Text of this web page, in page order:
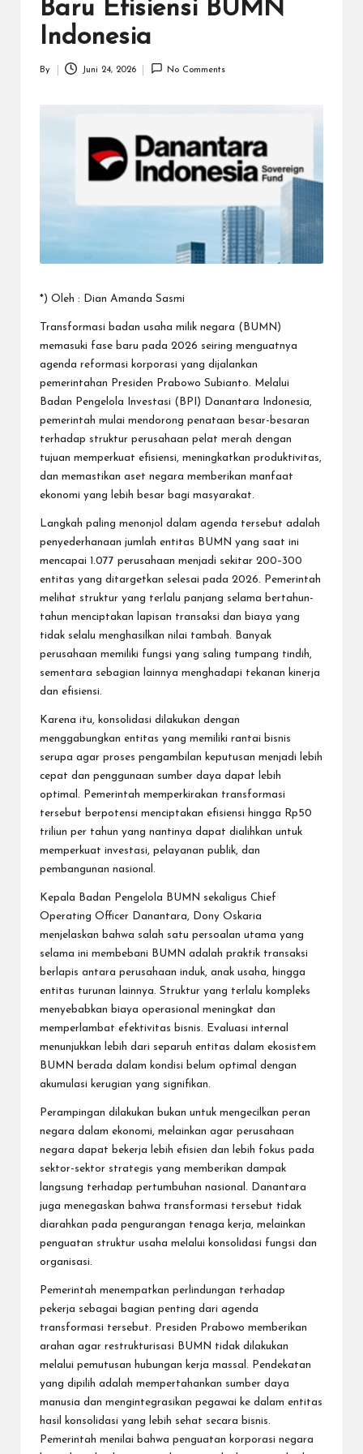
Baru Efisiensi BUMN
Indonesia
Posted
By Juni 24, 2026 No Comments
*) Oleh : Dian Amanda Sasmi
Transformasi badan usaha milik negara (BUMN)
memasuki fase baru pada 2026 seiring menguatnya
agenda reformasi korporasi yang dijalankan
pemerintahan Presiden Prabowo Subianto. Melalui
Badan Pengelola Investasi (BPI) Danantara Indonesia,
pemerintah mulai mendorong penataan besar-besaran
terhadap struktur perusahaan pelat merah dengan
tujuan memperkuat efisiensi, meningkatkan produktivitas,
dan memastikan aset negara memberikan manfaat
ekonomi yang lebih besar bagi masyarakat.
Langkah paling menonjol dalam agenda tersebut adalah
penyederhanaan jumlah entitas BUMN yang saat ini
mencapai 1.077 perusahaan menjadi sekitar 200–300
entitas yang ditargetkan selesai pada 2026. Pemerintah
melihat struktur yang terlalu panjang selama bertahun-
tahun menciptakan lapisan transaksi dan biaya yang
tidak selalu menghasilkan nilai tambah. Banyak
perusahaan memiliki fungsi yang saling tumpang tindih,
sementara sebagian lainnya menghadapi tekanan kinerja
dan efisiensi.
Karena itu, konsolidasi dilakukan dengan
menggabungkan entitas yang memiliki rantai bisnis
serupa agar proses pengambilan keputusan menjadi lebih
cepat dan penggunaan sumber daya dapat lebih
optimal. Pemerintah memperkirakan transformasi
tersebut berpotensi menciptakan efisiensi hingga Rp50
triliun per tahun yang nantinya dapat dialihkan untuk
memperkuat investasi, pelayanan publik, dan
pembangunan nasional.
Kepala Badan Pengelola BUMN sekaligus Chief
Operating Officer Danantara, Dony Oskaria
menjelaskan bahwa salah satu persoalan utama yang
selama ini membebani BUMN adalah praktik transaksi
berlapis antara perusahaan induk, anak usaha, hingga
entitas turunan lainnya. Struktur yang terlalu kompleks
menyebabkan biaya operasional meningkat dan
memperlambat efektivitas bisnis. Evaluasi internal
menunjukkan lebih dari separuh entitas dalam ekosistem
BUMN berada dalam kondisi belum optimal dengan
akumulasi kerugian yang signifikan.
Perampingan dilakukan bukan untuk mengecilkan peran
negara dalam ekonomi, melainkan agar perusahaan
negara dapat bekerja lebih efisien dan lebih fokus pada
sektor-sektor strategis yang memberikan dampak
langsung terhadap pertumbuhan nasional. Danantara
juga menegaskan bahwa transformasi tersebut tidak
diarahkan pada pengurangan tenaga kerja, melainkan
penguatan struktur usaha melalui konsolidasi fungsi dan
organisasi.
Pemerintah menempatkan perlindungan terhadap
pekerja sebagai bagian penting dari agenda
transformasi tersebut. Presiden Prabowo memberikan
arahan agar restrukturisasi BUMN tidak dilakukan
melalui pemutusan hubungan kerja massal. Pendekatan
yang dipilih adalah mempertahankan sumber daya
manusia dan mengintegrasikan pegawai ke dalam entitas
hasil konsolidasi yang lebih sehat secara bisnis.
Pemerintah menilai bahwa penguatan korporasi negara